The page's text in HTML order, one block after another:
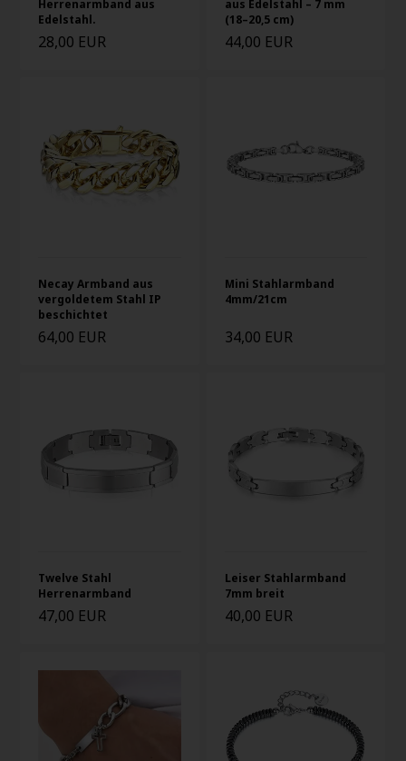
Herrenarmband aus
Edelstahl.
28,00 EUR
aus Edelstahl – 7 mm
(18–20,5 cm)
44,00 EUR
Necay Armband aus
vergoldetem Stahl IP
beschichtet
64,00 EUR
Mini Stahlarmband
4mm/21cm
34,00 EUR
Twelve Stahl
Herrenarmband
47,00 EUR
Leiser Stahlarmband
7mm breit
40,00 EUR